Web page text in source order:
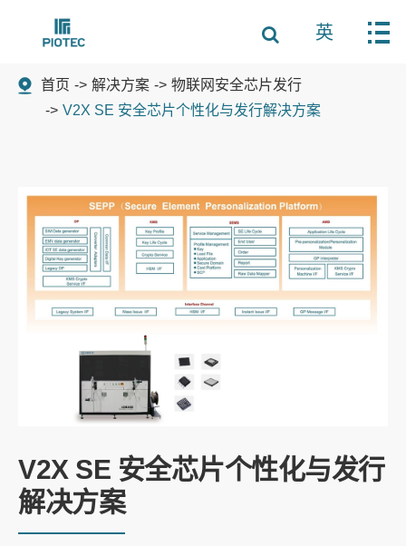
英
首页 解决方案
物联网安全芯片发行
V2X SE 安全芯片个性化与发行解决方案
V2X SE 安全芯片个性化与发行
解决方案